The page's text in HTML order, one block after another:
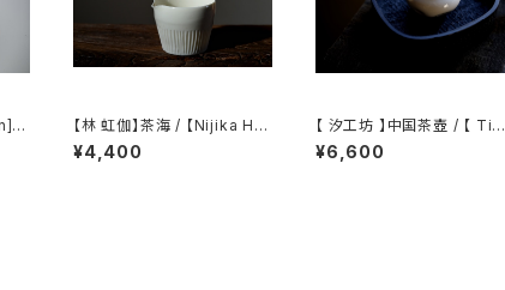
【林 虹伽】茶海 / 【Nijika Ha
yashi 】tea pitcher
¥4,400
【 汐工坊 】中国茶壺 / 【 Tida
l Atelier 】Chinese teapot
¥6,600